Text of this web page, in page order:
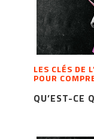
LES CLÉS DE
POUR
QU’EST-CE